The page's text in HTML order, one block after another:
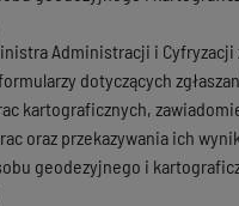
Administracji i Cyfryzacji
dotyczących
kartograficznych,
oraz przekazywania ich
geodezyjnego i